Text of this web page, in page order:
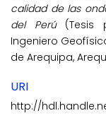
calidad de las
del Perú(Tesis
Ingeniero
de Arequipa,
URI
http://